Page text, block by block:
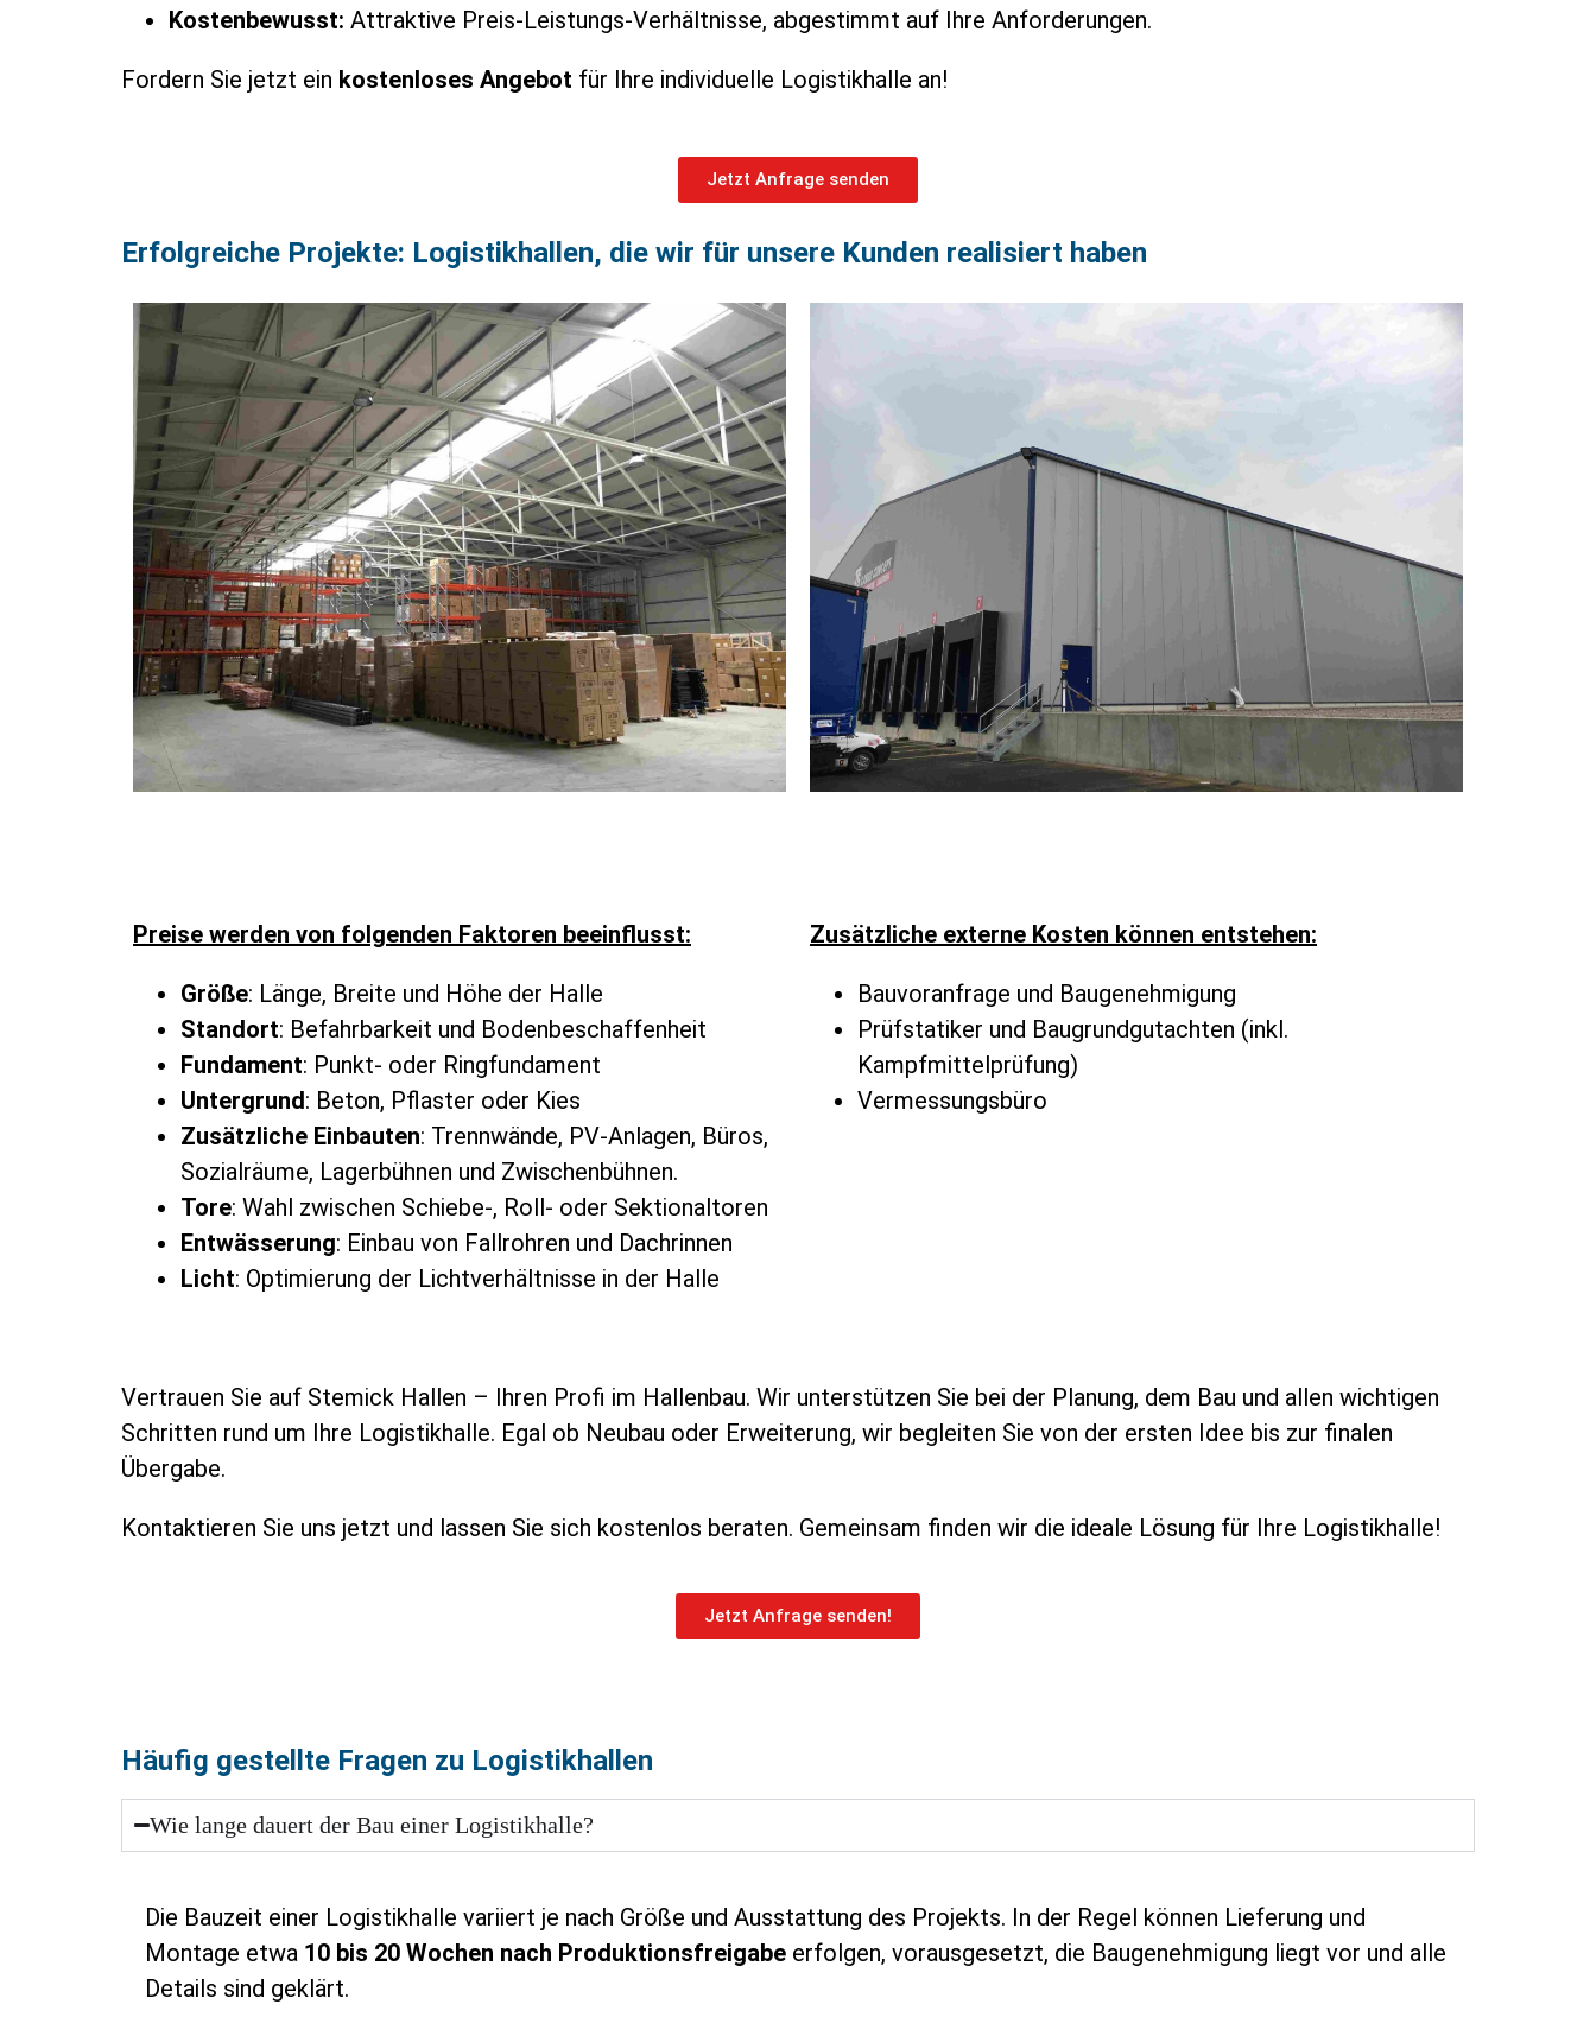
Kostenbewusst: Attraktive Preis-Leistungs-Verhältnisse, abgestimmt auf Ihre Anforderungen.
Fordern Sie jetzt ein kostenloses Angebot für Ihre individuelle Logistikhalle an!
Jetzt Anfrage senden
Erfolgreiche Projekte: Logistikhallen, die wir für unsere Kunden realisiert haben
Preise werden von folgenden Faktoren beeinflusst:
Größe: Länge, Breite und Höhe der Halle
Standort: Befahrbarkeit und Bodenbeschaffenheit
Fundament: Punkt- oder Ringfundament
Untergrund: Beton, Pflaster oder Kies
Zusätzliche Einbauten: Trennwände, PV-Anlagen, Büros,
Sozialräume, Lagerbühnen und Zwischenbühnen.
Tore: Wahl zwischen Schiebe-, Roll- oder Sektionaltoren
Entwässerung: Einbau von Fallrohren und Dachrinnen
Licht: Optimierung der Lichtverhältnisse in der Halle
Zusätzliche externe Kosten können entstehen:
Bauvoranfrage und Baugenehmigung
Prüfstatiker und Baugrundgutachten (inkl.
Kampfmittelprüfung)
Vermessungsbüro
Vertrauen Sie auf Stemick Hallen – Ihren Profi im Hallenbau. Wir unterstützen Sie bei der Planung, dem Bau und allen wichtigen
Schritten rund um Ihre Logistikhalle. Egal ob Neubau oder Erweiterung, wir begleiten Sie von der ersten Idee bis zur finalen
Übergabe.
Kontaktieren Sie uns jetzt und lassen Sie sich kostenlos beraten. Gemeinsam finden wir die ideale Lösung für Ihre Logistikhalle!
Jetzt Anfrage senden!
Häufig gestellte Fragen zu Logistikhallen
Wie lange dauert der Bau einer Logistikhalle?
Die Bauzeit einer Logistikhalle variiert je nach Größe und Ausstattung des Projekts. In der Regel können Lieferung und
Montage etwa 10 bis 20 Wochen nach Produktionsfreigabe erfolgen, vorausgesetzt, die Baugenehmigung liegt vor und alle
Details sind geklärt.